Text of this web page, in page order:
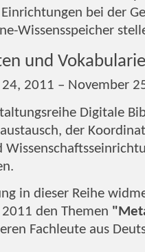
bei der
Wissensspeicher
und
2011 – November
Digitale
der
in dieser Reihe
den Themen
Fachleute aus